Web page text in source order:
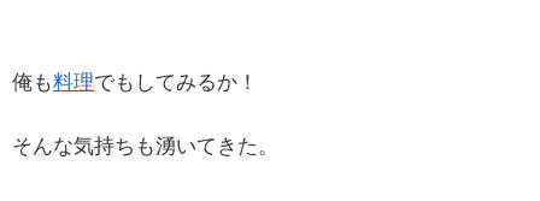
俺も料理でもしてみるか！
そんな気持ちも湧いてきた。